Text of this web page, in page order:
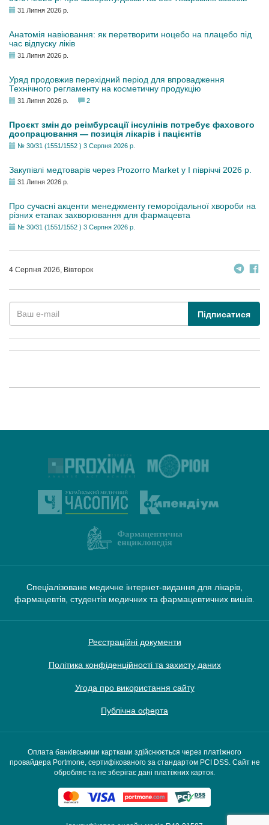
31 Липня 2026 р.
Анатомія навіювання: як перетворити ноцебо на плацебо під
час відпуску ліків
31 Липня 2026 р.
Уряд продовжив перехідний період для впровадження
Технічного регламенту на косметичну продукцію
31 Липня 2026 р. 2
Проєкт змін до реімбурсації інсулінів потребує фахового
доопрацювання — позиція лікарів і пацієнтів
№ 30/31 (1551/1552 ) 3 Серпня 2026 р.
Закупівлі медтоварів через Prozorro Market у I півріччі 2026 р.
31 Липня 2026 р.
Про сучасні акценти менеджменту гемороїдальної хвороби на
різних етапах захворювання для фармацевта
№ 30/31 (1551/1552 ) 3 Серпня 2026 р.
4 Серпня 2026, Вівторок
Підписатися
Спеціалізоване медичне інтернет-видання для лікарів,
фармацевтів, студентів медичних та фармацевтичних вишів.
Реєстраційні документи
Політика конфіденційності та захисту даних
Угода про використання сайту
Публічна оферта
Оплата банківськими картками здійснюється через платіжного
провайдера Portmone, сертифікованого за стандартом PCI DSS. Сайт не
обробляє та не зберігає дані платіжних карток.